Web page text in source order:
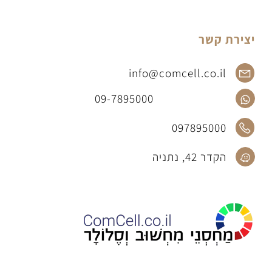
יצירת קשר
info@comcell.co.il
09-7895000
097895000
הקדר 42, נתניה